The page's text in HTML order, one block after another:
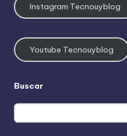
Instagram Tecnouyblog
Youtube Tecnouyblog
Buscar